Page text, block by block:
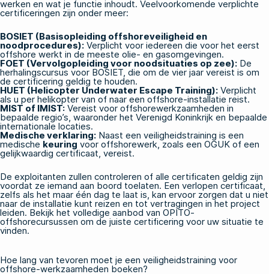
werken en wat je functie inhoudt. Veelvoorkomende verplichte
certificeringen zijn onder meer:
BOSIET (Basisopleiding offshoreveiligheid en
noodprocedures): Verplicht voor iedereen die voor het eerst
offshore werkt in de meeste olie- en gasomgevingen.
FOET (Vervolgopleiding voor noodsituaties op zee): De
herhalingscursus voor BOSIET, die om de vier jaar vereist is om
de certificering geldig te houden.
HUET (Helicopter Underwater Escape Training): Verplicht
als u per helikopter van of naar een offshore-installatie reist.
MIST of IMIST: Vereist voor offshorewerkzaamheden in
bepaalde regio’s, waaronder het Verenigd Koninkrijk en bepaalde
internationale locaties.
Medische verklaring: Naast een veiligheidstraining is een
medische keuring voor offshorewerk, zoals een OGUK of een
gelijkwaardig certificaat, vereist.
De exploitanten zullen controleren of alle certificaten geldig zijn
voordat ze iemand aan boord toelaten. Een verlopen certificaat,
zelfs als het maar één dag te laat is, kan ervoor zorgen dat u niet
naar de installatie kunt reizen en tot vertragingen in het project
leiden. Bekijk het volledige aanbod van OPITO-
offshorecursussen om de juiste certificering voor uw situatie te
vinden.
Hoe lang van tevoren moet je een veiligheidstraining voor
offshore-werkzaamheden boeken?